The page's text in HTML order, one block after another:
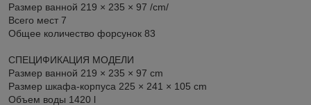
Размер ванной 219 × 235 × 97 /cm/
Всего мест 7
Общее количество форсунок 83
СПЕЦИФИКАЦИЯ МОДЕЛИ
Размер ванной 219 × 235 × 97 cm
Размер шкафа-корпуса 225 × 241 × 105 cm
Объем воды 1420 l